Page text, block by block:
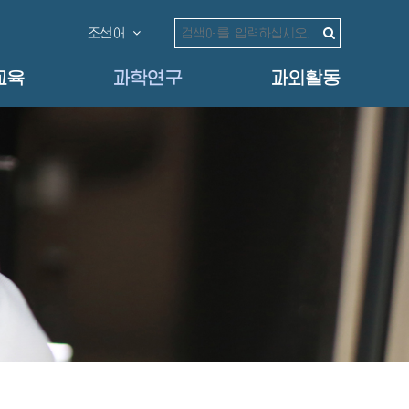
조선어
육 과학연구 과외활동